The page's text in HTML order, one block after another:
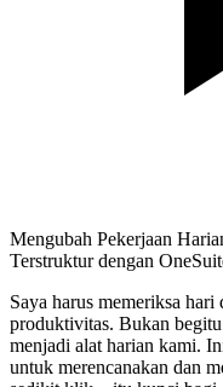
Mengubah Pekerjaan
Terstruktur dengan
Saya harus memeriksa
produktivitas. Bukan
menjadi alat harian kami.
untuk merencanakan dan